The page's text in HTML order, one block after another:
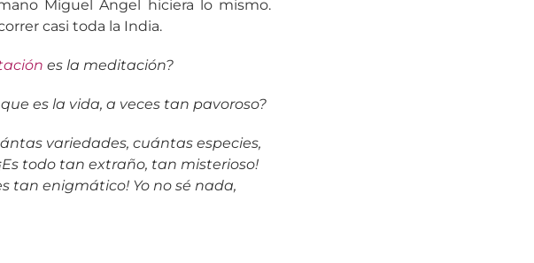
Miguel Ángel hiciera lo mismo.
casi toda la India.
es la meditación?
es la vida, a veces tan pavoroso?
variedades, cuántas especies,
todo tan extraño, tan misterioso!
tan enigmático! Yo no sé nada,